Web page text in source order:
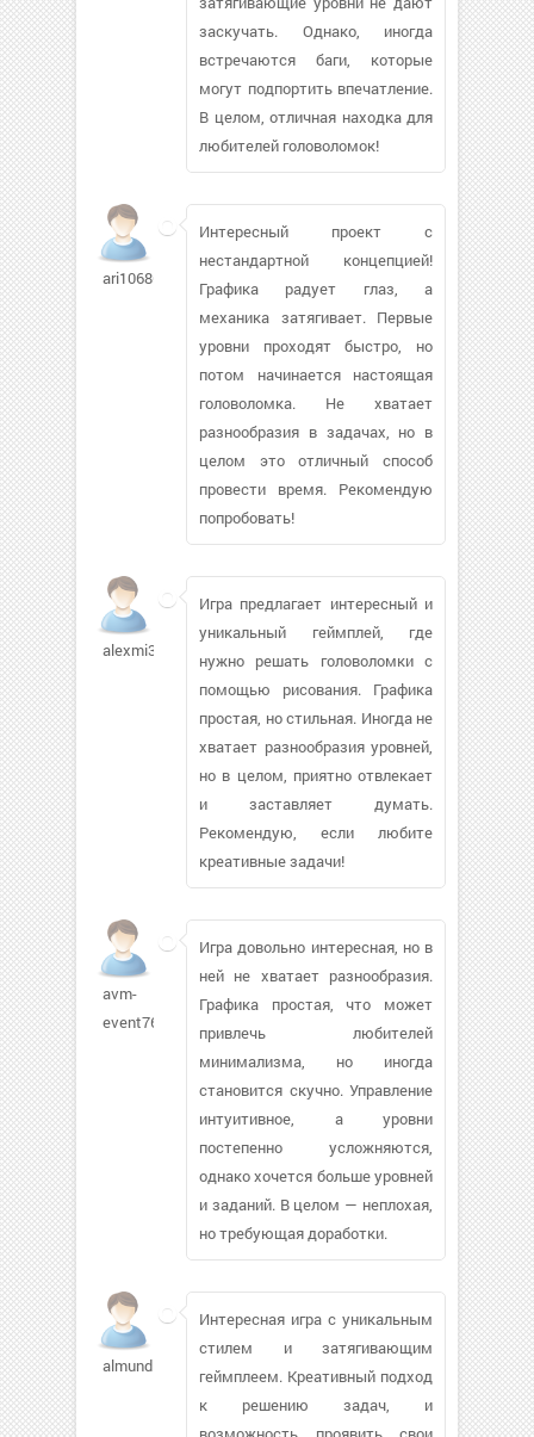
заскучать. Однако, иногда
встречаются баги, которые
могут подпортить впечатление.
В целом, отличная находка для
любителей головоломок!
ari10686
Интересный проект с
нестандартной концепцией!
Графика радует глаз, а
механика затягивает. Первые
уровни проходят быстро, но
потом начинается настоящая
головоломка. Не хватает
разнообразия в задачах, но в
целом это отличный способ
провести время. Рекомендую
попробовать!
alexmi333
Игра предлагает интересный и
уникальный геймплей, где
нужно решать головоломки с
помощью рисования. Графика
простая, но стильная. Иногда не
хватает разнообразия уровней,
но в целом, приятно отвлекает
и заставляет думать.
Рекомендую, если любите
креативные задачи!
avm-
event76
Игра довольно интересная, но в
ней не хватает разнообразия.
Графика простая, что может
привлечь любителей
минимализма, но иногда
становится скучно. Управление
интуитивное, а уровни
постепенно усложняются,
однако хочется больше уровней
и заданий. В целом — неплохая,
но требующая доработки.
almund
Интересная игра с уникальным
стилем и затягивающим
геймплеем. Креативный подход
к решению задач, и